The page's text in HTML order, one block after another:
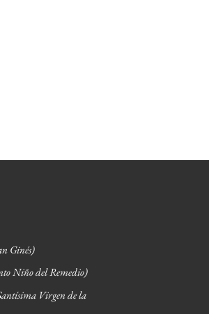
Ginés)
Niño del Remedio)
Virgen de la